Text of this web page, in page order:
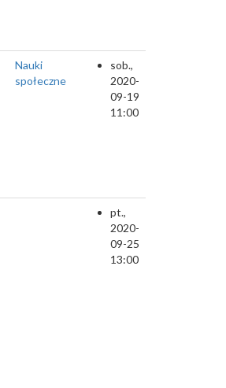
Nauki
społeczne
sob.,
2020-
09-19
11:00
pt.,
2020-
09-25
13:00